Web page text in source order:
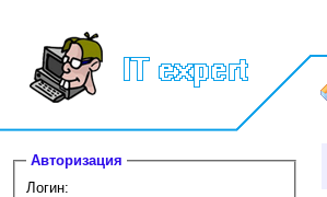
Авторизация
Логин: